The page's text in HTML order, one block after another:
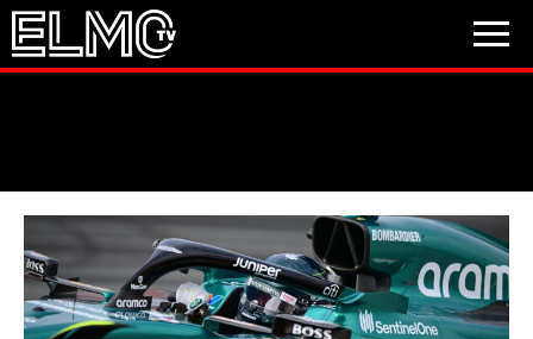
PESÄPALLO
VIDEOT
PODCASTIT